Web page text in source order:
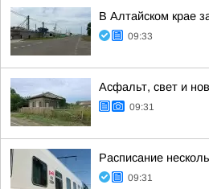
В Алтайском крае
09:33
Асфальт, свет и
09:31
Расписание
09:31